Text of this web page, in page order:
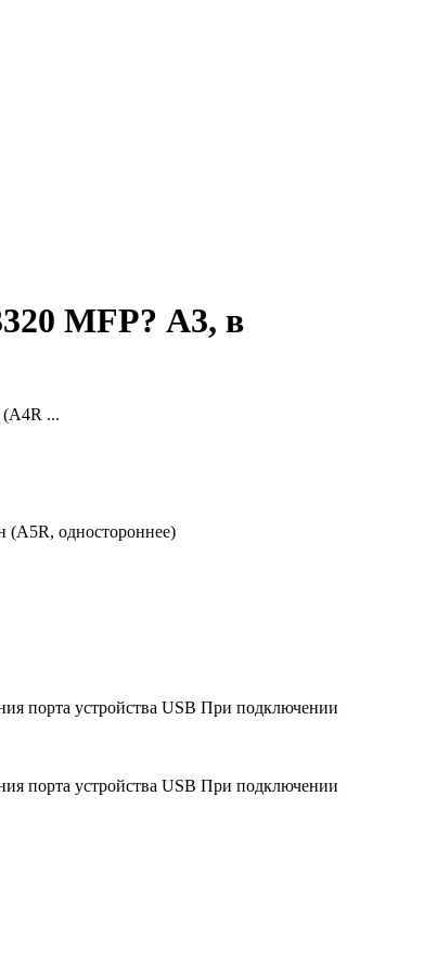
MFP? А3, в
(A4R ...
(A5R, одностороннее)
порта устройства USB При подключении
порта устройства USB При подключении